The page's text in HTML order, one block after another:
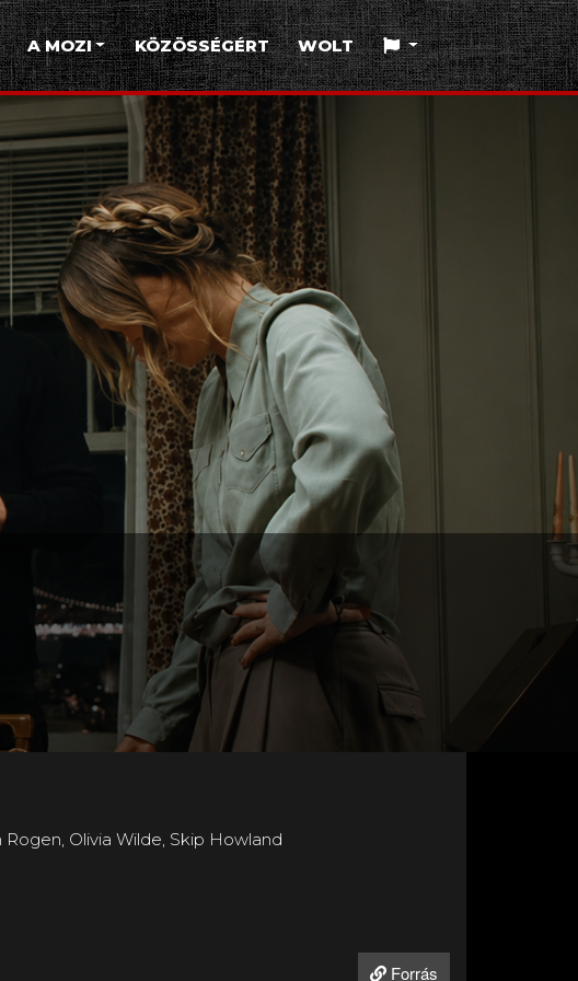
A MOZI KÖZÖSSÉGÉRT WOLT
Olivia Wilde, Skip Howland
Forrás